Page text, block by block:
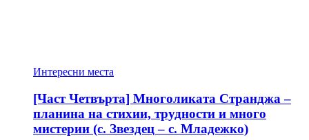
Интересни места
[Част Четвърта] Многоликата Странджа –
планина на стихии, трудности и много
мистерии (с. Звездец – с. Младежко)